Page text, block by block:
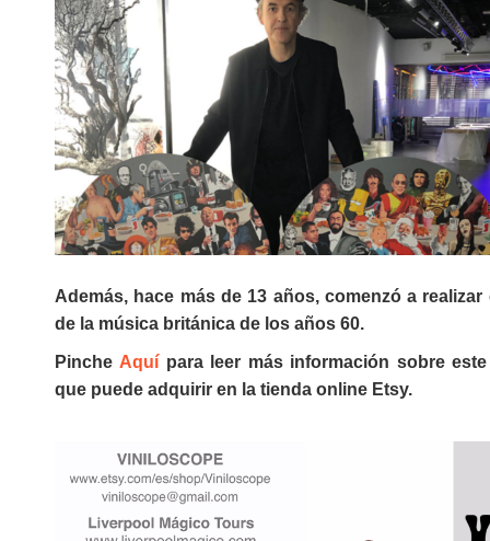
Además, hace más de 13 años, comenzó a
de la música británica de los años 60.
Pinche Aquí para leer más información sobre
que puede adquirir en la tienda online Etsy.